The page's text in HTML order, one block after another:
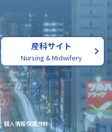
産科サイト
Nursing & Midwifery
個人情報保護方針